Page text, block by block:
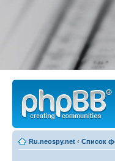
Ru.neospy.net ‹ Список